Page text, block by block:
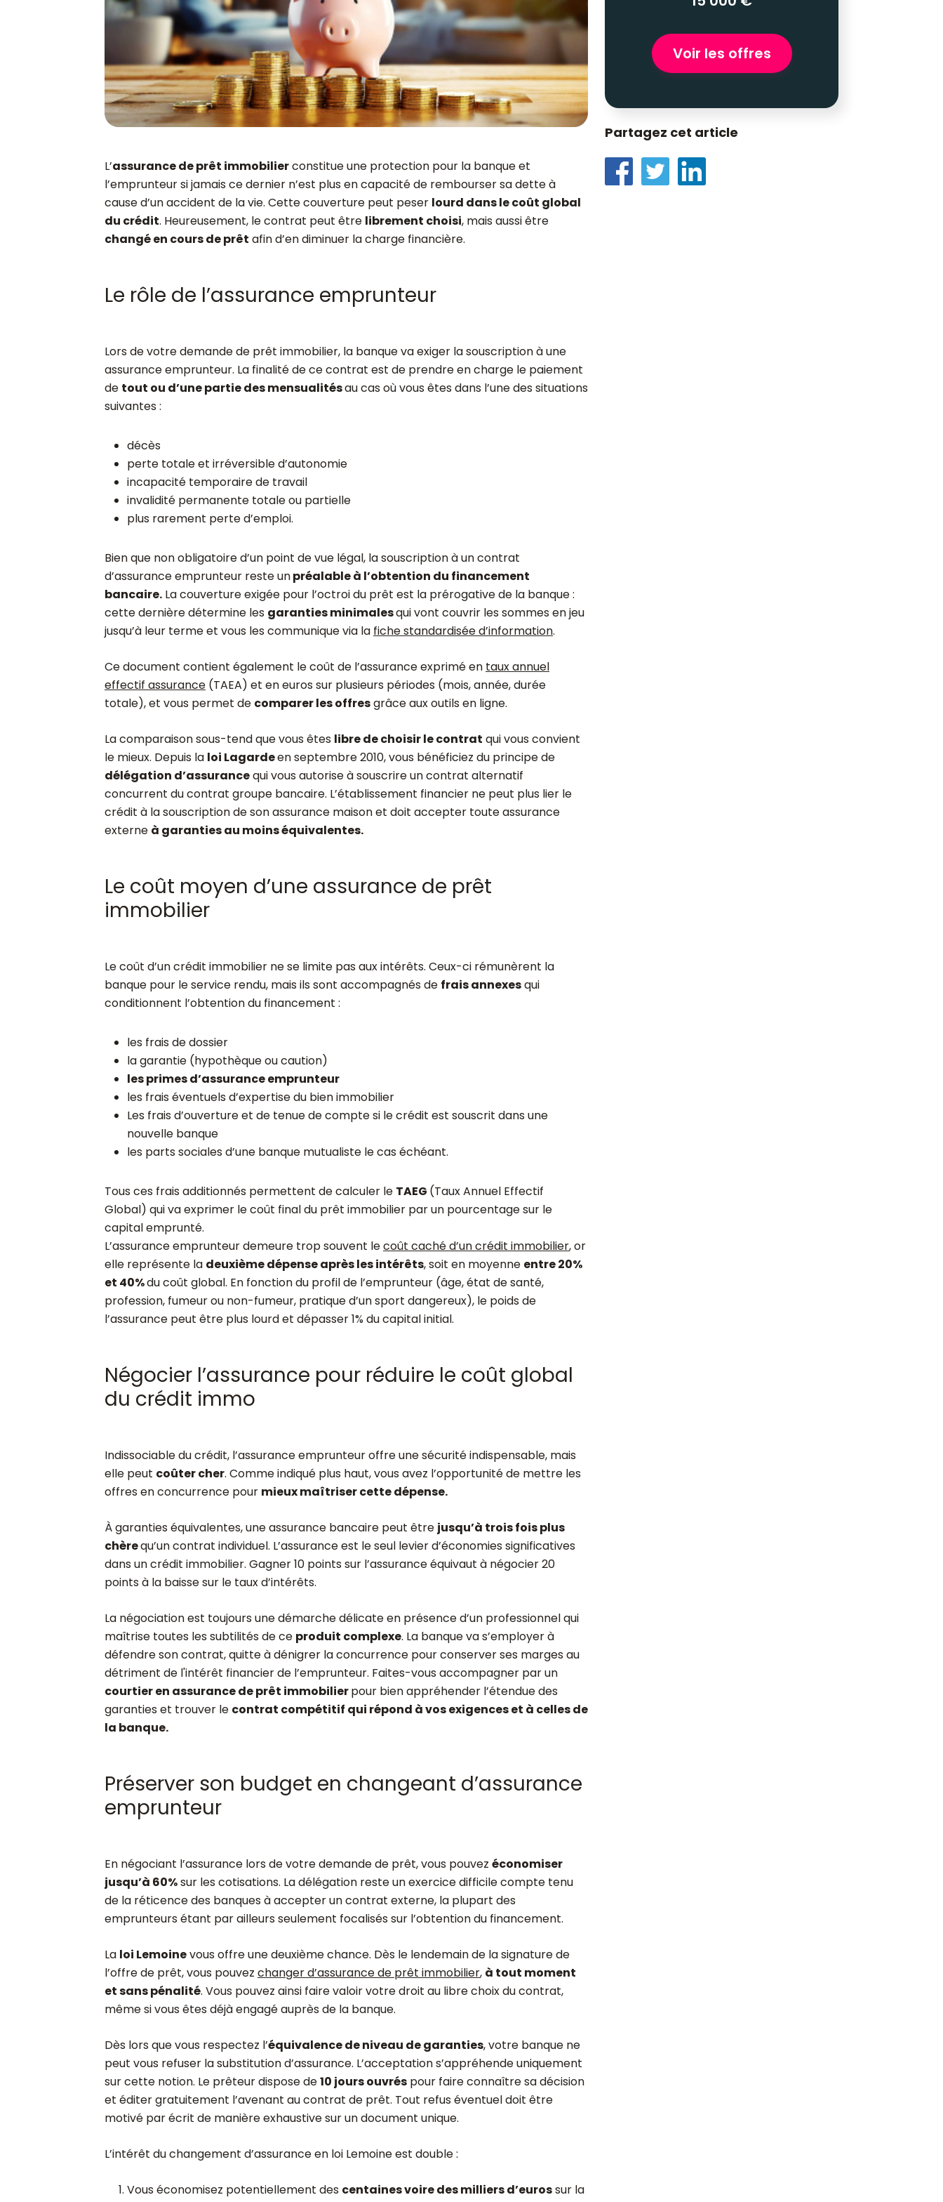
L’assurance de prêt immobilierconstitue une protection pour la banque et
l’emprunteur si jamais ce dernier n’est plus en capacité de rembourser sa dette à
cause d’un accident de la vie. Cette couverture peut peser lourd dans le coût global
du crédit. Heureusement, le contrat peut être librement choisi, mais aussi être
changé en cours de prêt afin d’en diminuer la charge financière.
Le rôle de l’assurance emprunteur
Lors de votre demande de prêt immobilier, la banque va exiger la souscription à une
assurance emprunteur. La finalité de ce contrat est de prendre en charge le paiement
de tout ou d’une partie des mensualitésau cas où vous êtes dans l’une des situations
suivantes :
décès
perte totale et irréversible d’autonomie
incapacité temporaire de travail
invalidité permanente totale ou partielle
plus rarement perte d’emploi.
Bien que non obligatoire d’un point de vue légal, la souscription à un contrat
d’assurance emprunteur reste unpréalable à l’obtention du financement
bancaire. La couverture exigée pour l’octroi du prêt est la prérogative de la banque :
cette dernière détermine les garanties minimalesqui vont couvrir les sommes en jeu
jusqu’à leur terme et vous les communique via la fiche standardisée d’information.
Ce document contient également le coût de l’assurance exprimé en taux annuel
effectif assurance (TAEA) et en euros sur plusieurs périodes (mois, année, durée
totale), et vous permet de comparer les offresgrâce aux outils en ligne.
La comparaison sous-tend que vous êtes libre de choisir le contrat qui vous convient
le mieux. Depuis la loi Lagardeen septembre 2010, vous bénéficiez du principe de
délégation d’assurancequi vous autorise à souscrire un contrat alternatif
concurrent du contrat groupe bancaire. L’établissement financier ne peut plus lier le
crédit à la souscription de son assurance maison et doit accepter toute assurance
externe à garanties au moins équivalentes.
Le coût moyen d’une assurance de prêt
immobilier
Le coût d’un crédit immobilier ne se limite pas aux intérêts. Ceux-ci rémunèrent la
banque pour le service rendu, mais ils sont accompagnés de frais annexesqui
conditionnent l’obtention du financement :
les frais de dossier
la garantie (hypothèque ou caution)
les primes d’assurance emprunteur
les frais éventuels d’expertise du bien immobilier
Les frais d’ouverture et de tenue de compte si le crédit est souscrit dans une
nouvelle banque
les parts sociales d’une banque mutualiste le cas échéant.
Tousces frais additionnés permettent de calculer le TAEG (Taux Annuel Effectif
Global) qui va exprimer le coût final du prêt immobilier par un pourcentage sur le
capital emprunté.
L’assurance emprunteur demeure trop souvent lecoût caché d’un crédit immobilier, or
elle représente la deuxième dépense après les intérêts, soit en moyenne entre 20%
et 40%du coût global. En fonction du profil de l’emprunteur (âge, état de santé,
profession, fumeur ou non-fumeur, pratique d’un sport dangereux), le poids de
l’assurance peut être plus lourd et dépasser 1% du capital initial.
Négocier l’assurance pour réduire le coût global
du crédit immo
Indissociable du crédit, l’assurance emprunteur offre une sécurité indispensable, mais
elle peut coûter cher. Comme indiqué plus haut, vous avez l’opportunité de mettre les
offres en concurrence pour mieux maîtriser cette dépense.
À garanties équivalentes, une assurance bancaire peut être jusqu’à trois fois plus
chèrequ’un contrat individuel. L’assurance est le seul levier d’économies significatives
dans un crédit immobilier. Gagner 10 points sur l’assurance équivaut à négocier 20
points à la baisse sur le taux d’intérêts.
La négociation est toujours une démarche délicate en présence d’un professionnel qui
maîtrise toutes les subtilités de ce produit complexe. La banque va s’employer à
défendre son contrat, quitte à dénigrer la concurrence pour conserver ses marges au
détriment de l'intérêt financier de l’emprunteur. Faites-vous accompagner par un
courtier en assurance de prêt immobilierpour bien appréhender l’étendue des
garanties et trouver le contrat compétitif qui répond à vos exigences et à celles de
la banque.
Préserver son budget en changeant d’assurance
emprunteur
En négociant l’assurance lors de votre demande de prêt, vous pouvez économiser
jusqu’à 60%sur les cotisations. La délégation reste un exercice difficile compte tenu
de la réticence des banques à accepter un contrat externe, la plupart des
emprunteurs étant par ailleurs seulement focalisés sur l’obtention du financement.
La loi Lemoinevous offre une deuxième chance. Dès le lendemain de la signature de
l’offre de prêt, vous pouvez changer d’assurance de prêt immobilier, à tout moment
et sans pénalité. Vous pouvez ainsi faire valoir votre droit au libre choix du contrat,
même si vous êtes déjà engagé auprès de la banque.
Dès lors que vous respectez l’équivalence de niveau de garanties, votre banque ne
peut vous refuser la substitution d’assurance. L’acceptation s’appréhende uniquement
sur cette notion. Le prêteur dispose de10 jours ouvrés pour faire connaître sa décision
et éditer gratuitement l’avenant au contrat de prêt. Tout refus éventuel doit être
motivé par écrit de manière exhaustive sur un document unique.
L’intérêt du changement d’assurance en loi Lemoine est double :
Vous économisez potentiellement des centaines voire des milliers d’eurossur la
Voir les offres
Partagez cet article